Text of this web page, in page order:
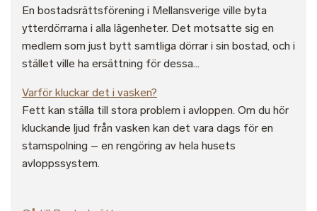
En bostadsrättsförening i Mellansverige ville byta
ytterdörrarna i alla lägenheter. Det motsatte sig en
medlem som just bytt samtliga dörrar i sin bostad, och i
stället ville ha ersättning för dessa...
Varför kluckar det i vasken?
Fett kan ställa till stora problem i avloppen. Om du hör
kluckande ljud från vasken kan det vara dags för en
stamspolning – en rengöring av hela husets
avloppssystem.